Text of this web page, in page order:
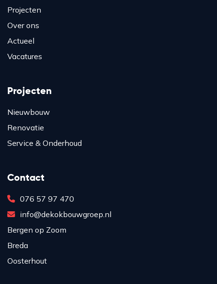
Projecten
Over ons
Actueel
Vacatures
Projecten
Nieuwbouw
Renovatie
Service & Onderhoud
Contact
076 57 97 470
info@dekokbouwgroep.nl
Bergen op Zoom
Breda
Oosterhout